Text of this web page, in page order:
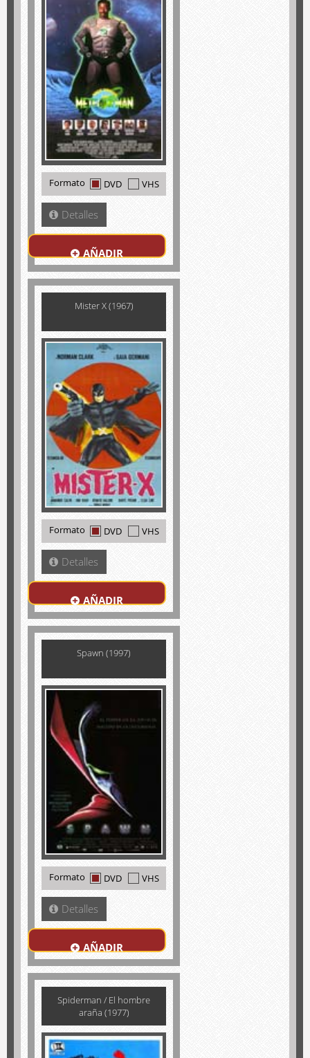
Formato DVD VHS
Detalles
AÑADIR
Mister X (1967)
Formato DVD VHS
Detalles
AÑADIR
Spawn (1997)
Formato DVD VHS
Detalles
AÑADIR
Spiderman / El hombre
araña (1977)